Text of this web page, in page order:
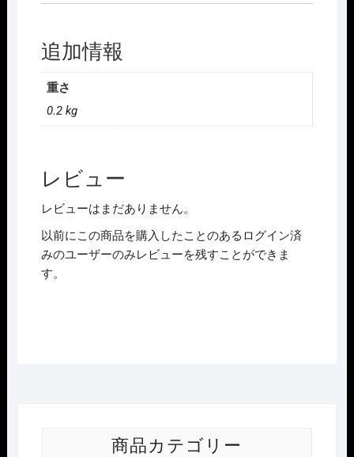
追加情報
重さ
0.2 kg
レビュー
レビューはまだありません。
以前にこの商品を購入したことのあるログイン済
みのユーザーのみレビューを残すことができま
す。
商品カテゴリー